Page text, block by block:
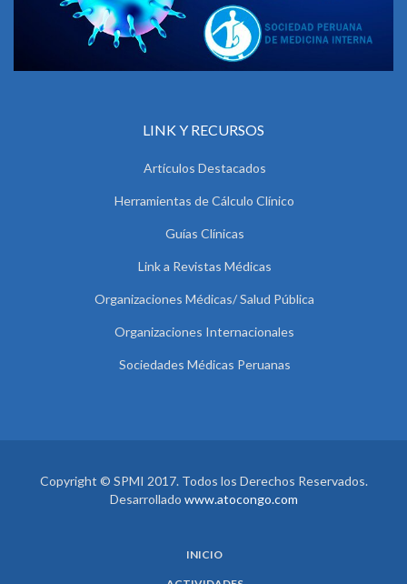
LINK Y RECURSOS
Artículos Destacados
Herramientas de Cálculo Clínico
Guías Clínicas
Link a Revistas Médicas
Organizaciones Médicas/ Salud Pública
Organizaciones Internacionales
Sociedades Médicas Peruanas
Copyright © SPMI 2017. Todos los Derechos Reservados.
Desarrollado www.atocongo.com
INICIO